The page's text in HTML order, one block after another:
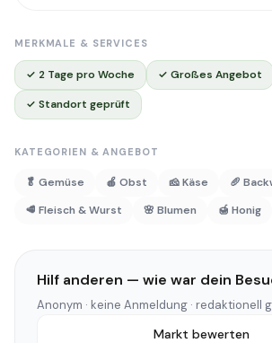
MERKMALE & SERVICES
✓ 2 Tage pro Woche ✓ Großes Angebot
✓ Standort geprüft
KATEGORIEN & ANGEBOT
🥬 Gemüse 🍎 Obst 🧀 Käse
🥖
🥩 Fleisch & Wurst
🌸 Blumen 🍯 Honig
Hilf anderen — wie war dein
Anonym · keine Anmeldung · redaktionell
Markt bewerten